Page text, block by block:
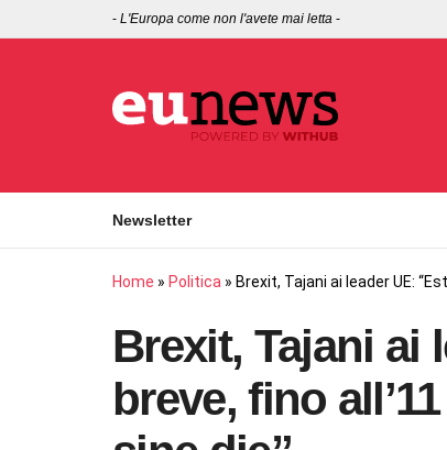
- L'Europa come non l'avete mai letta -
Newsletter
Home » Politica » Brexit, Tajani ai leader UE:
Brexit, Tajani ai
breve, fino